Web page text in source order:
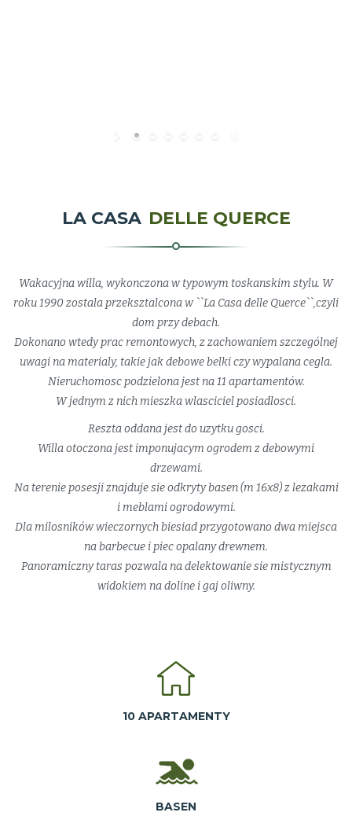
LA CASA DELLE QUERCE
Wakacyjna willa, wykonczona w typowym toskanskim stylu. W
roku 1990 zostala przeksztalcona w ``La Casa delle Querce``,czyli
dom przy debach.
Dokonano wtedy prac remontowych, z zachowaniem szczególnej
uwagi na materialy, takie jak debowe belki czy wypalana cegla.
Nieruchomosc podzielona jest na 11 apartamentów.
W jednym z nich mieszka wlasciciel posiadlosci.
Reszta oddana jest do uzytku gosci.
Willa otoczona jest imponujacym ogrodem z debowymi
drzewami.
Na terenie posesji znajduje sie odkryty basen (m 16x8) z lezakami
i meblami ogrodowymi.
Dla milosników wieczornych biesiad przygotowano dwa miejsca
na barbecue i piec opalany drewnem.
Panoramiczny taras pozwala na delektowanie sie mistycznym
widokiem na doline i gaj oliwny.
10 APARTAMENTY
BASEN